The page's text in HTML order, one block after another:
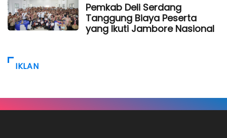
Pemkab Deli Serdang
Tanggung Biaya Peserta
yang Ikuti Jambore Nasional
IKLAN